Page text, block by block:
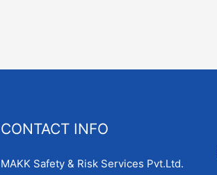
CONTACT INFO
MAKK Safety & Risk Services Pvt.Ltd.